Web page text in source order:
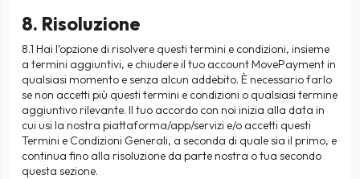
8. Risoluzione
8.1 Hai l’opzione di risolvere questi termini e condizioni, insieme
a termini aggiuntivi, e chiudere il tuo account MovePayment in
qualsiasi momento e senza alcun addebito. È necessario farlo
se non accetti più questi termini e condizioni o qualsiasi termine
aggiuntivo rilevante. Il tuo accordo con noi inizia alla data in
cui usi la nostra piattaforma/app/servizi e/o accetti questi
Termini e Condizioni Generali, a seconda di quale sia il primo, e
continua fino alla risoluzione da parte nostra o tua secondo
questa sezione.